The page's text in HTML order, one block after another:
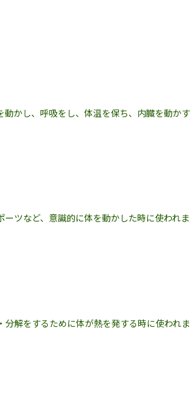
かし、呼吸をし、体温を保ち、内臓を動かす
ツなど、意識的に体を動かした時に使われま
解をするために体が熱を発する時に使われま